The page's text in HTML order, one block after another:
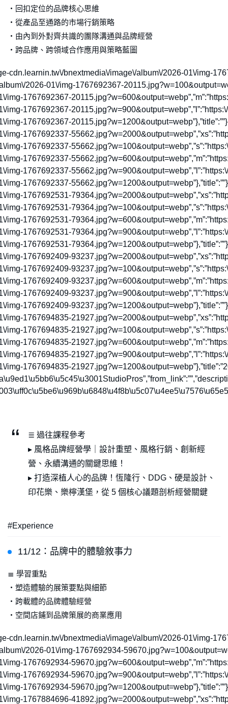
・回扣定位的品牌核心思維
・從產品至通路的市場行銷策略
・由內到外對齊共識的團隊溝通與品牌經營
・跨品牌、跨領域合作應用與策略藍圖
cdn.learnin.tw\/bnextmedia\/image\/album\/2026-01\/img-
2026-01\/img-1767692367-
1767692367-
1767692367-
1767692367-
1767692337-
1767692337-
1767692337-
1767692337-
1767692337-
1767692531-
1767692531-
1767692531-
1767692531-
1767692531-
1767692409-
1767692409-
1767692409-
1767692409-
1767692409-
1767694835-
1767694835-
1767694835-
1767694835-
1767694835-
≣ 過往課程參考
▸ 風格品牌經營學｜設計重塑、風格行銷、創新經
營、永續溝通的關鍵思維！
▸ 打造深植人心的品牌！恆隆行、DDG、硬是設計、
印花樂、樂檸漢堡，從 5 個核心議題剖析經營關鍵
#Experience
11/12：品牌中的體驗敘事力
≣ 學習重點
・塑造體驗的展策要點與細節
・跨載體的品牌體驗經營
・空間店鋪到品牌策展的商業應用
cdn.learnin.tw\/bnextmedia\/image\/album\/2026-01\/img-
2026-01\/img-1767692934-
1767692934-
1767692934-
1767692934-
1767884696-